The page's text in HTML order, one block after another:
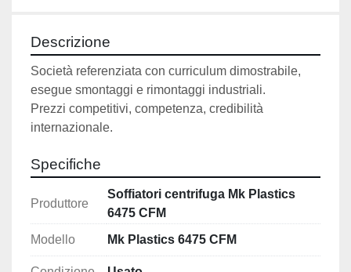
Descrizione
Società referenziata con curriculum dimostrabile,
esegue smontaggi e rimontaggi industriali.
Prezzi competitivi, competenza, credibilità
internazionale.
Specifiche
Produttore
Soffiatori centrifuga Mk Plastics
6475 CFM
Modello
Mk Plastics 6475 CFM